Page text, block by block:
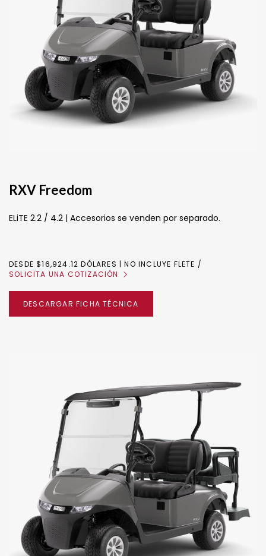
RXV Freedom
ELiTE 2.2 / 4.2 | Accesorios se venden por separado.
DESDE $16,924.12 DÓLARES | NO INCLUYE FLETE
SOLICITA UNA COTIZACIÓN
DESCARGAR FICHA TÉCNICA